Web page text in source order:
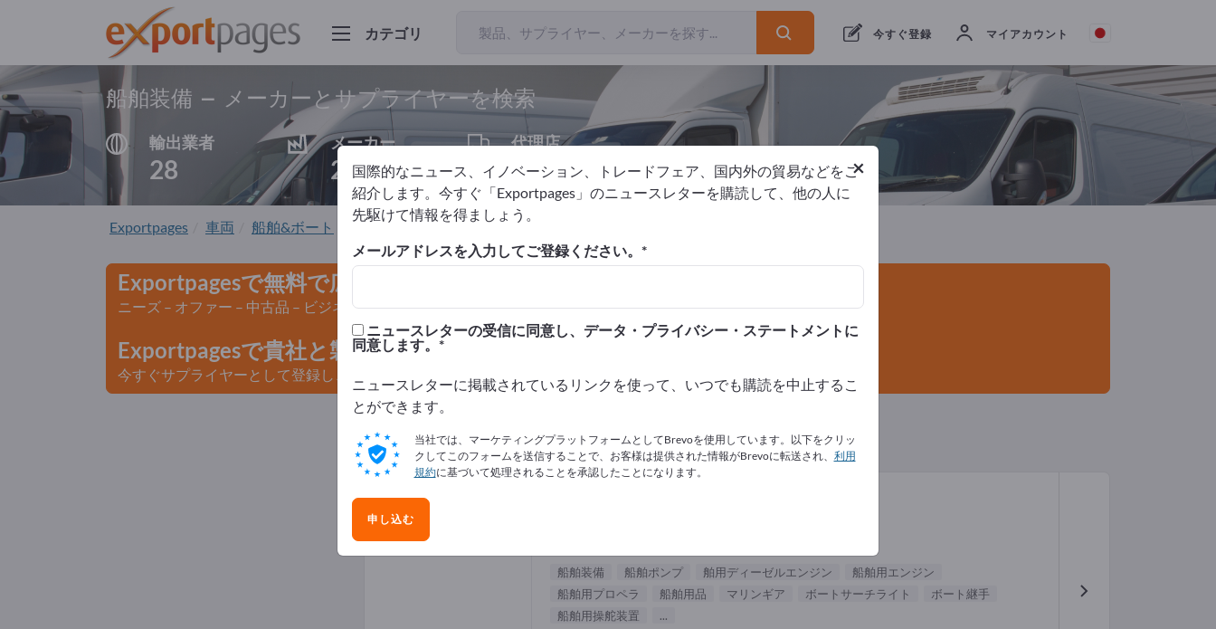
カテゴリ 今すぐ登録 マイアカウント
船舶装備 – メーカーとサプライヤーを検索
輸出業者
28
メーカー
27
代理店
1
輸出業者 メーカー 27 代理店
Exportpages 車両 船舶&ボート 船舶装備
Exportpagesで無料で広告を掲載！
ニーズ – オファー – 中古品 – ビジネスコンタクト >> ここから始める
Exportpagesで貴社と製品を掲載しましょう。
今すぐサプライヤーとして登録し、認知度を高めましょう>> こちらから掲載
船舶装備 サプライヤー (28)
船舶装備 船舶ポンプ 舶用ディーゼルエンジン
船舶用エンジン
船舶用プロペラ
船舶用品 マリンギア ボートサーチライト
ボート継手
船舶用操舵装置
...
×
国際的なニュース、イノベーション、トレードフェア、国内外の貿易などをご
紹介します。今すぐ「Exportpages」のニュースレターを購読して、他の人に
先駆けて情報を得ましょう。
メールアドレスを入力してご登録ください。
ニュースレターの受信に同意し、データ・プライバシー・ステートメントに
同意します。
ニュースレターに掲載されているリンクを使って、いつでも購読を中止するこ
とができます。
当社では、マーケティングプラットフォームとしてBrevoを使用しています。以下をクリッ
クしてこのフォームを送信することで、お客様は提供された情報がBrevoに転送され、 利用
規約に基づいて処理されることを承認したことになります。
申し込む